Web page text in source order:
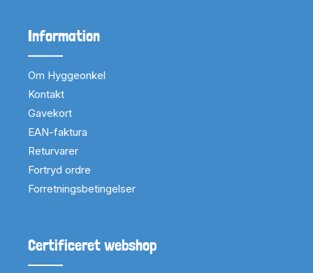
Information
Om Hyggeonkel
Kontakt
Gavekort
EAN-faktura
Returvarer
Fortryd ordre
Forretningsbetingelser
Certificeret webshop